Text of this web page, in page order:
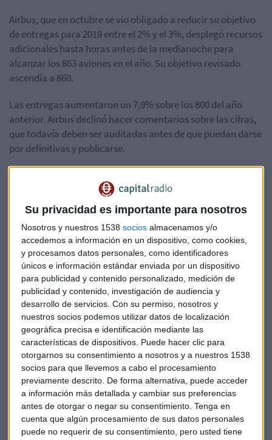
Su privacidad es importante para nosotros
Nosotros y nuestros 1538 socios almacenamos y/o
accedemos a información en un dispositivo, como cookies,
y procesamos datos personales, como identificadores
únicos e información estándar enviada por un dispositivo
para publicidad y contenido personalizado, medición de
publicidad y contenido, investigación de audiencia y
desarrollo de servicios. Con su permiso, nosotros y
nuestros socios podemos utilizar datos de localización
geográfica precisa e identificación mediante las
características de dispositivos. Puede hacer clic para
otorgarnos su consentimiento a nosotros y a nuestros 1538
socios para que llevemos a cabo el procesamiento
previamente descrito. De forma alternativa, puede acceder
a información más detallada y cambiar sus preferencias
antes de otorgar o negar su consentimiento. Tenga en
cuenta que algún procesamiento de sus datos personales
puede no requerir de su consentimiento, pero usted tiene
Airbus, que en octubre se vio obligado a reducir su objetivo
de entregas para 2019 entre el 2% y el 3%, desplegó recursos
adicionales hasta horas antes de la medianoche para
alcanzar los 863 aviones en el año. Su objetivo revisado
ascendía a 860.
Las entregas aumentaron un 7,9% sobre los 800 del año
anterior. Airbus declinó hacer comentarios sobre las cifras,
que todavía deben ser auditadas antes de que puedan darse
por definitivas y publicarse.
cuando entregan los aviones, por lo que el número de
entregas a cierre de año es seguido muy de cerca por los
inversores.
El recuento de Airbus, que incluyó alrededor de 640 aviones
de pasillo único, rompió los récords de la industria después
de que reubicase a miles de trabajadores y cancelase
vacaciones para completar una reserva de aviones
semiacabados que esperaban a que se ajustaran sus
cabinas.
Airbus se había visto afectada por retrasos en los A321neo
ensamblados en Hamburgo (Alemania), lo que había
provocado que docenas de estos y otros modelos se
almacenaran en hangares a la espera de reconfiguraciones
de último minuto y la llegada de más mano de obra.
Este trabajo extra que ha destinado Airbus aumenta los